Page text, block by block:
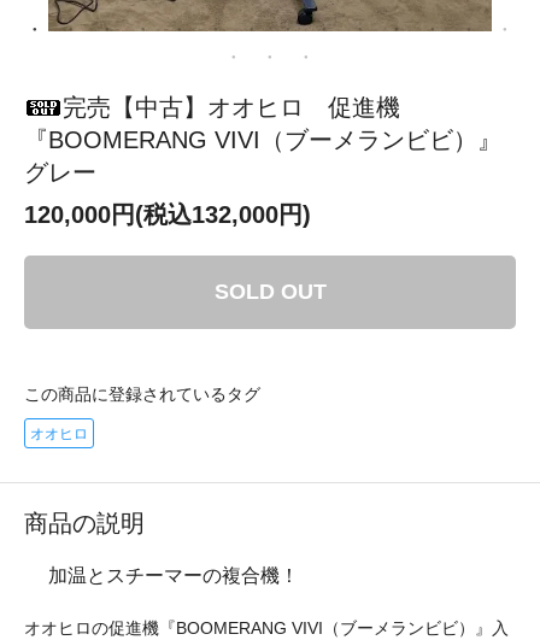
完売【中古】オオヒロ 促進機
『BOOMERANG VIVI（ブーメランビビ）』
グレー
120,000円(税込132,000円)
SOLD OUT
この商品に登録されているタグ
オオヒロ
商品の説明
加温とスチーマーの複合機！
オオヒロの促進機『BOOMERANG VIVI（ブーメランビビ）』入